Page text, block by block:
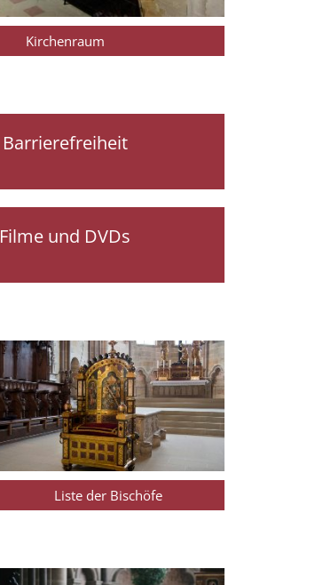
Kirchenraum
Barrierefreiheit
Filme und DVDs
Liste der Bischöfe